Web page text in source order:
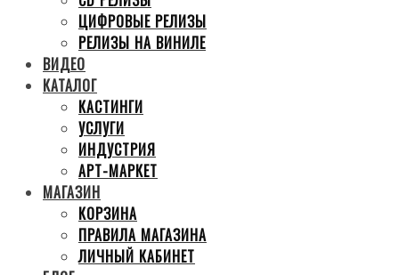
ЦИФРОВЫЕ РЕЛИЗЫ
РЕЛИЗЫ НА ВИНИЛЕ
ВИДЕО
КАТАЛОГ
КАСТИНГИ
УСЛУГИ
ИНДУСТРИЯ
АРТ-МАРКЕТ
МАГАЗИН
КОРЗИНА
ПРАВИЛА МАГАЗИНА
ЛИЧНЫЙ КАБИНЕТ